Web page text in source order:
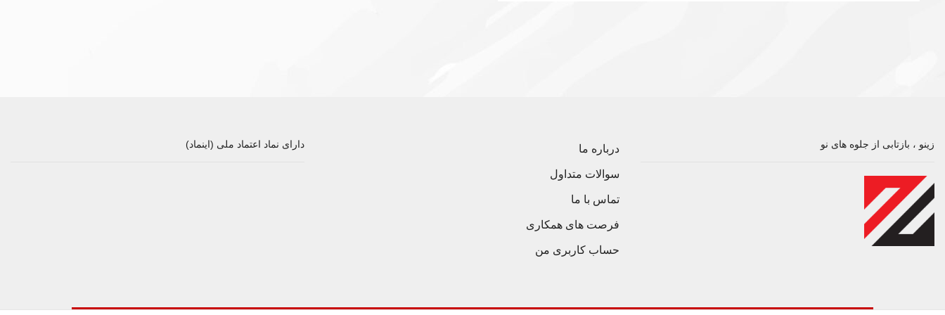
زینو ، بازتابی از جلوه های نو درباره ما
سوالات متداول
تماس با ما
فرصت های همکاری
حساب کاربری من
دارای نماد اعتماد ملی (اینماد)